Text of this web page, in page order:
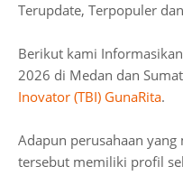
Terupdate, Terpopuler
Berikut kami
2026 di Medan dan
Inovator (TBI) GunaRita.
Adapun perusahaan
tersebut memiliki profil